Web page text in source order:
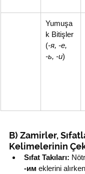
Yumuşa
k Bitişler
(-я, -е,
-ь, -и)
B) Zamirler,
Kelimelerinin
Sıfat Takıları:
-им eklerini